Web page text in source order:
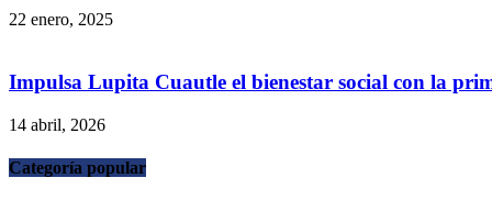
22 enero, 2025
Impulsa Lupita Cuautle el bienestar social con la
14 abril, 2026
Categoría popular